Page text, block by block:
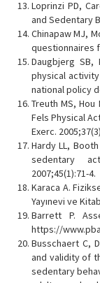
Loprinzi PD,
and Sedentary
Chinapaw MJ,
questionnaires
Daugbjerg
physical
national policy
Treuth MS,
Fels Physical
Exerc.
Hardy LL,
sedentary
2007;45(1):71-4.
Karaca A.
Yayınevi ve
Barrett P.
https://
Busschaert C,
and validity of
sedentary